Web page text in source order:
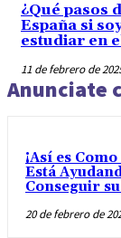
¿Qué pasos
España si
estudiar en
11 de febrero de
Anunciate
¡Así es
Está
Conseguir
20 de febrero de